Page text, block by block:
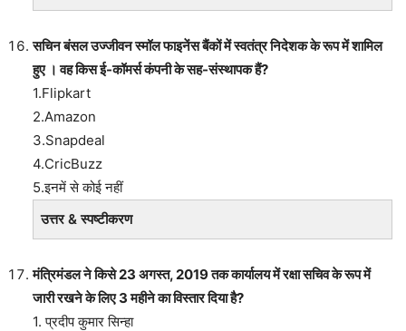
सचिन बंसल उज्जीवन स्मॉल फाइनेंस बैंकों में स्वतंत्र निदेशक के रूप में शामिल
हुए । वह किस ई-कॉमर्स कंपनी के सह-संस्थापक हैं?
1.Flipkart
2.Amazon
3.Snapdeal
4.CricBuzz
5.इनमें से कोई नहीं
उत्तर & स्पष्टीकरण
मंत्रिमंडल ने किसे 23 अगस्त, 2019 तक कार्यालय में रक्षा सचिव के रूप में
जारी रखने के लिए 3 महीने का विस्तार दिया है?
1. प्रदीप कुमार सिन्हा